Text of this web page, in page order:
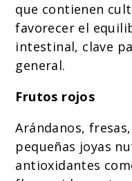
que contienen
favorecer el
intestinal, clave
general.
Frutos rojos
Arándanos,
pequeñas joyas
antioxidantes